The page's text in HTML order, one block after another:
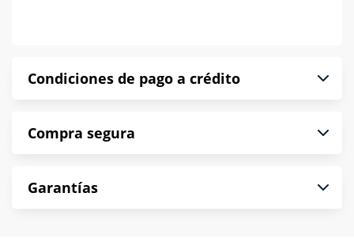
Condiciones de pago a crédito
puntualmente. Al finalizar tu compra generas el
*Sujeto a aprobación de crédito conforme a
norma de Muebles América.
Compra segura
compra es segura de principio a fin.
Garantías